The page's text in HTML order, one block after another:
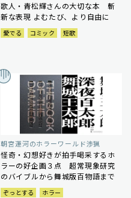
歌人・青松輝さんの大切な本 斬
新な表現 よむたび、より自由に
愛でる コミック 短歌
朝宮運河のホラーワールド渉猟
怪奇・幻想好きが拍手喝采するホ
ラーの好企画３点 超常現象研究
のバイブルから舞城版百物語まで
ぞっとする
ホラー